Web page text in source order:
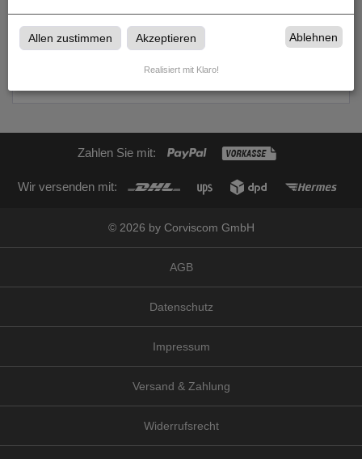
Alu-Verbund
Zahlen Sie mit:
Wir versenden mit:
© 2026 by Corviscom GmbH
AGB
Datenschutz
Impressum
Versand & Zahlung
Widerrufsrecht
Allen zustimmen Akzeptieren Ablehnen
Realisiert mit Klaro!